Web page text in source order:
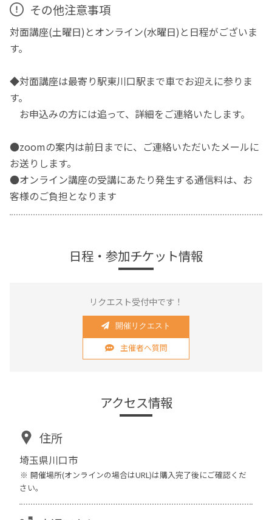
その他注意事項
対面講座(土曜日)とオンライン(水曜日)と日程がございま
す。
◆対面講座は最寄り駅東川口駅まで車でお迎えに参りま
す。
お申込みの方には追って、詳細をご連絡いたします。
●zoomの案内は前日までに、ご連絡いただいたメールに
お送りします。
●オンライン講座の受講にあたり発生する通信料は、お
客様のご負担となります
日程・参加チケット情報
リクエスト受付中です！
開催リクエスト
主催者へ質問
アクセス情報
住所
埼玉県川口市
開催場所(オンラインの場合はURL)は購入完了後にご確認くだ
さい。